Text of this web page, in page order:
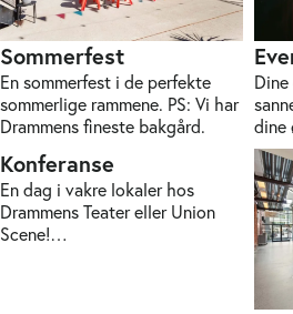
Sommerfest
En sommerfest i de perfekte
sommerlige rammene. PS: Vi har
Drammens fineste bakgård.
dine
Konferanse
En dag i vakre lokaler hos
Drammens Teater eller Union
Scene!…